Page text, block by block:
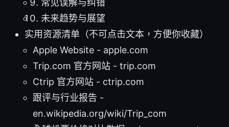
未来趋势与展望
实用资源清单（不可点击文本，方便你收藏）
Apple Website - apple.com
Trip.com 官方网站 - trip.com
Ctrip 官方网站 - ctrip.com
跟评与行业报告 -
en.wikipedia.org/wiki/Trip_com